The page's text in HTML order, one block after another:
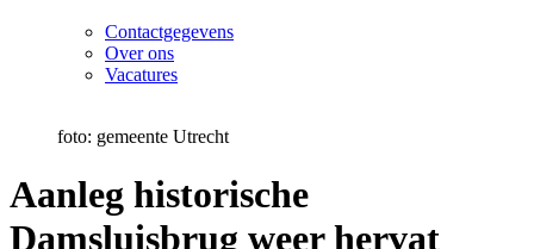
Contactgegevens
Over ons
Vacatures
foto: gemeente Utrecht
Aanleg historische
Damsluisbrug weer hervat